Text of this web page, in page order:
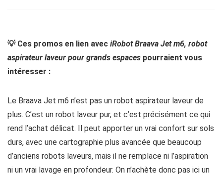
💡 Ces promos en lien avec iRobot Braava Jet m6, robot
aspirateur laveur pour grands espaces pourraient vous
intéresser :
Le Braava Jet m6 n’est pas un robot aspirateur laveur de
plus. C’est un robot laveur pur, et c’est précisément ce qui
rend l’achat délicat. Il peut apporter un vrai confort sur sols
durs, avec une cartographie plus avancée que beaucoup
d’anciens robots laveurs, mais il ne remplace ni l’aspiration
ni un vrai lavage en profondeur. On n’achète donc pas ici un